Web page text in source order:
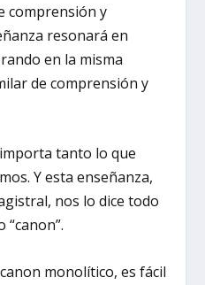
comprensión y
resonará en
en la misma
de comprensión y
tanto lo que
Y esta enseñanza,
nos lo dice todo
“canon”.
monolítico, es fácil